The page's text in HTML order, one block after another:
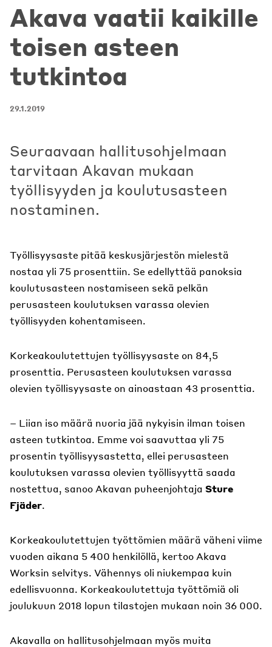
Akava vaatii kaikille
toisen asteen
tutkintoa
29.1.2019
Seuraavaan hallitusohjelmaan
tarvitaan Akavan mukaan
työllisyyden ja koulutusasteen
nostaminen.
Työllisyysaste pitää keskusjärjestön mielestä
nostaa yli 75 prosenttiin. Se edellyttää panoksia
koulutusasteen nostamiseen sekä pelkän
perusasteen koulutuksen varassa olevien
työllisyyden kohentamiseen.
Korkeakoulutettujen työllisyysaste on 84,5
prosenttia. Perusasteen koulutuksen varassa
olevien työllisyysaste on ainoastaan 43 prosenttia.
– Liian iso määrä nuoria jää nykyisin ilman toisen
asteen tutkintoa. Emme voi saavuttaa yli 75
prosentin työllisyysastetta, ellei perusasteen
koulutuksen varassa olevien työllisyyttä saada
nostettua, sanoo Akavan puheenjohtaja Sture
Fjäder.
Korkeakoulutettujen työttömien määrä väheni viime
vuoden aikana 5 400 henkilöllä, kertoo Akava
Worksin selvitys. Vähennys oli niukempaa kuin
edellisvuonna. Korkeakoulutettuja työttömiä oli
joulukuun 2018 lopun tilastojen mukaan noin 36 000.
Akavalla on hallitusohjelmaan myös muita